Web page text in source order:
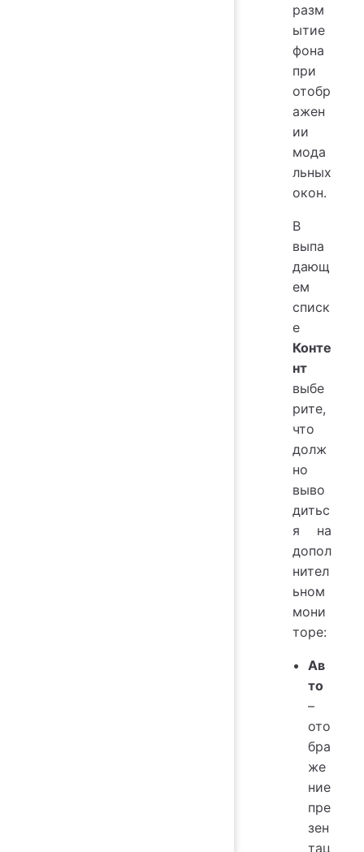
разм
ытие
фона
при
отобр
ажен
ии
мода
льных
окон.
В
выпа
дающ
ем
списк
е
Конте
нт
выбе
рите,
что
долж
но
выво
дитьс
я на
допол
нител
ьном
мони
торе:
Ав
то
–
ото
бра
же
ние
пре
зен
тац